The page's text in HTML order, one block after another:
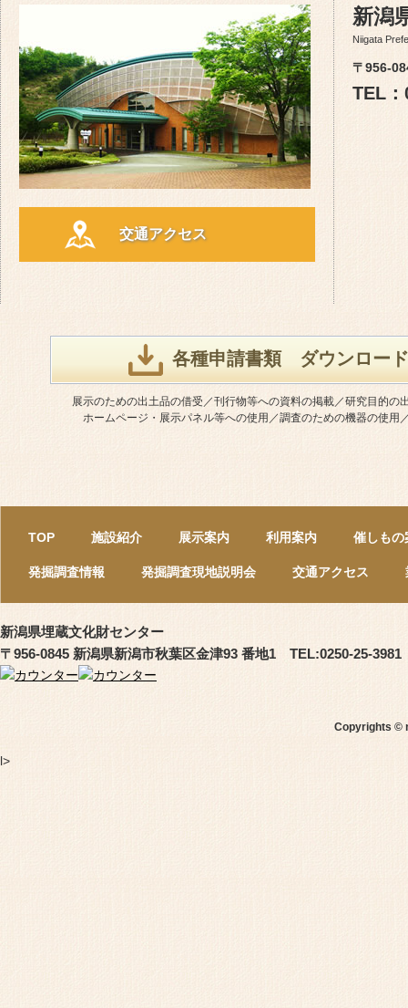
交通アクセス
新潟
Niigata
〒956-
TEL
各種申請書類 ダウンロード
展示のための出土品の借受／刊行物等への資料の掲載／研究目的の
ホームページ・展示パネル等への使用／調査のための機器の使用
TOP 施設紹介 展示案内 利用案内 催しもの
発掘調査情報 発掘調査現地説明会 交通アクセス
新潟県埋蔵文化財センター
〒956-0845 新潟県新潟市秋葉区金津93 番地1 TEL:0250-25-3981
Copyrights ©
l>